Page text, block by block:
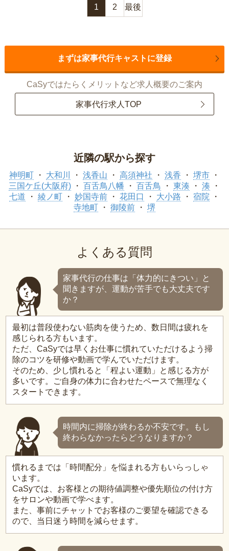
1 2 最後
まずは家事代行キャストに登録
CaSyではたらくメリットなど求人概要のご案内
家事代行求人TOP
近隣の駅から探す
神明町 大和川 浅香山 高須神社 浅香
堺市
三国ケ丘(大阪府)
百舌鳥八幡 百舌鳥 東湊
湊
七道
綾ノ町 妙国寺前 花田口 大小路
宿院
寺地町
御陵前 堺
よくある質問
家事代行の仕事は「体力的にきつい」と
聞きますが、運動が苦手でも大丈夫です
か？
最初は普段使わない筋肉を使うため、数日間は疲れを
感じられる方もいます。
ただ、CaSyでは早くお仕事に慣れていただけるよう掃
除のコツを研修や動画で学んでいただけます。
そのため、少し慣れると「程よい運動」と感じる方が
多いです。ご自身の体力に合わせたペースで無理なく
スタートできます。
時間内に掃除が終わるか不安です。もし
終わらなかったらどうなりますか？
慣れるまでは「時間配分」を悩まれる方もいらっしゃ
います。
CaSyでは、お客様との期待値調整や優先順位の付け方
をサロンや動画で学べます。
また、事前にチャットでお客様のご要望を確認できる
ので、当日迷う時間を減らせます。